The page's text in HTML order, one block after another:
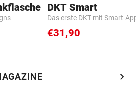
DKT Smart
Das erste DKT mit Smart-
€31,90
chevron_right